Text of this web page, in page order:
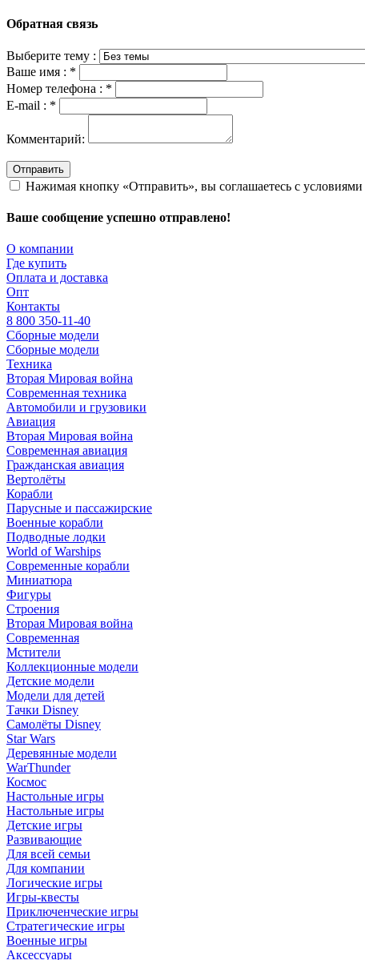
Обратная связь
Выберите тему :
Ваше имя : *
Номер телефона : *
E-mail : *
Комментарий:
Отправить
Нажимая кнопку «Отправить», вы соглашаетесь с условиями
Ваше сообщение успешно отправлено!
О компании
Где купить
Оплата и доставка
Опт
Контакты
8 800 350-11-40
Сборные модели
Сборные модели
Техника
Вторая Мировая война
Современная техника
Автомобили и грузовики
Авиация
Вторая Мировая война
Современная авиация
Гражданская авиация
Вертолёты
Корабли
Парусные и пассажирские
Военные корабли
Подводные лодки
World of Warships
Современные корабли
Миниатюра
Фигуры
Строения
Вторая Мировая война
Современная
Мстители
Коллекционные модели
Детские модели
Модели для детей
Тачки Disney
Самолёты Disney
Star Wars
Деревянные модели
WarThunder
Космос
Настольные игры
Настольные игры
Детские игры
Развивающие
Для всей семьи
Для компании
Логические игры
Игры-квесты
Приключенческие игры
Стратегические игры
Военные игры
Аксессуары